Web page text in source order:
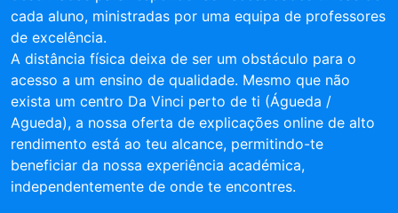
cada aluno, ministradas por uma equipa de professores
de excelência.
A distância física deixa de ser um obstáculo para o
acesso a um ensino de qualidade. Mesmo que não
exista um centro Da Vinci perto de ti (Águeda /
Agueda), a nossa oferta de explicações online de alto
rendimento está ao teu alcance, permitindo-te
beneficiar da nossa experiência académica,
independentemente de onde te encontres.